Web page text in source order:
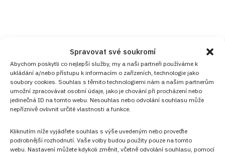
Spravovat své soukromí
Abychom poskytli co nejlepší služby, my a naši partneři používáme k
ukládání a/nebo přístupu k informacím o zařízeních, technologie jako
soubory cookies. Souhlas s těmito technologiemi nám a našim partnerům
umožní zpracovávat osobní údaje, jako je chování při procházení nebo
jedinečná ID na tomto webu. Nesouhlas nebo odvolání souhlasu může
nepříznivě ovlivnit určité vlastnosti a funkce.
Kliknutím níže vyjádřete souhlas s výše uvedeným nebo proveďte
podrobnější rozhodnutí. Vaše volby budou použity pouze na tomto
webu. Nastavení můžete kdykoli změnit, včetně odvolání souhlasu, pomocí